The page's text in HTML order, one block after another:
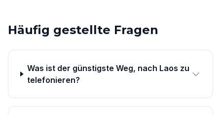
Häufig gestellte Fragen
Was ist der günstigste Weg, nach Laos zu
telefonieren?